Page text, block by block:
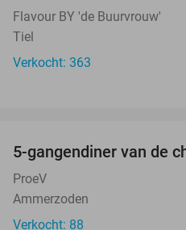
Flavour BY 'de Buurvrouw'
Tiel
Verkocht: 363
5-gangendiner van de
ProeV
Ammerzoden
Verkocht: 88